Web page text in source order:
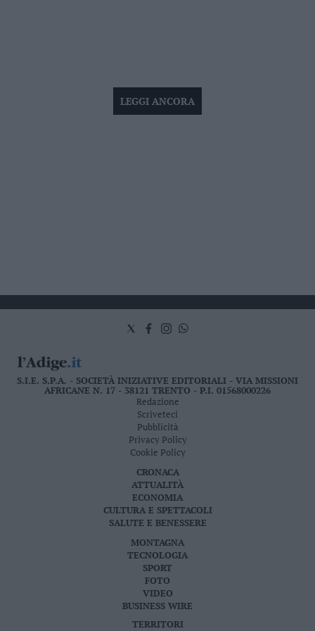
LEGGI ANCORA
S.I.E. S.P.A. - SOCIETÀ INIZIATIVE EDITORIALI - VIA MISSIONI
AFRICANE N. 17 - 38121 TRENTO - P.I. 01568000226
Redazione
Scriveteci
Pubblicità
Privacy Policy
Cookie Policy
CRONACA
ATTUALITÀ
ECONOMIA
CULTURA E SPETTACOLI
SALUTE E BENESSERE
MONTAGNA
TECNOLOGIA
SPORT
FOTO
VIDEO
BUSINESS WIRE
TERRITORI